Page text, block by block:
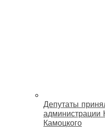
Депутаты
администрации
Камоцкого